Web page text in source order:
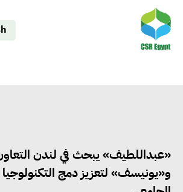
«عبداللطيف» يبحث في لندن
و«يونيسف» لتعزيز دمج